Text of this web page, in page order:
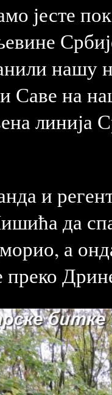
јесте
нашу
Саве на
линија
и
да
а